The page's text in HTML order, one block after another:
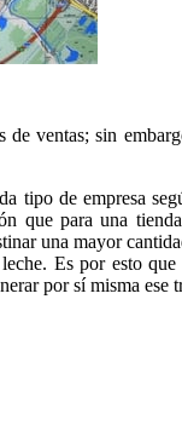
de ventas; sin
de empresa
que para una
una mayor
Es por esto
por sí misma ese